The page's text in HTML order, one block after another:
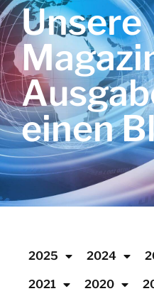
Unsere
einen
2025 2024
2021 2020